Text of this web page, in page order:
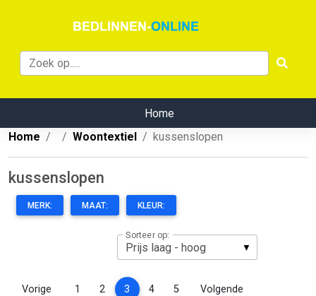
Home
Home
Woontextiel kussenslopen
kussenslopen
MERK: MAAT: KLEUR:
Sorteer op:
Vorige
1 2 3 (current)
4 5
Volgende